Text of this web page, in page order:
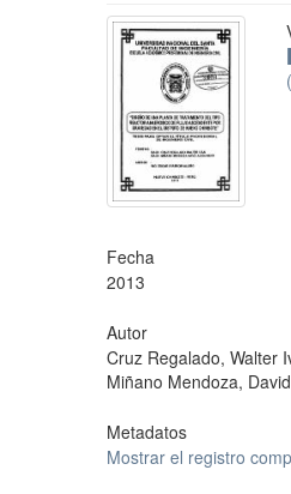
Fecha
2013
Autor
Cruz Regalado, Walter
Miñano Mendoza,
Metadatos
Mostrar el registro